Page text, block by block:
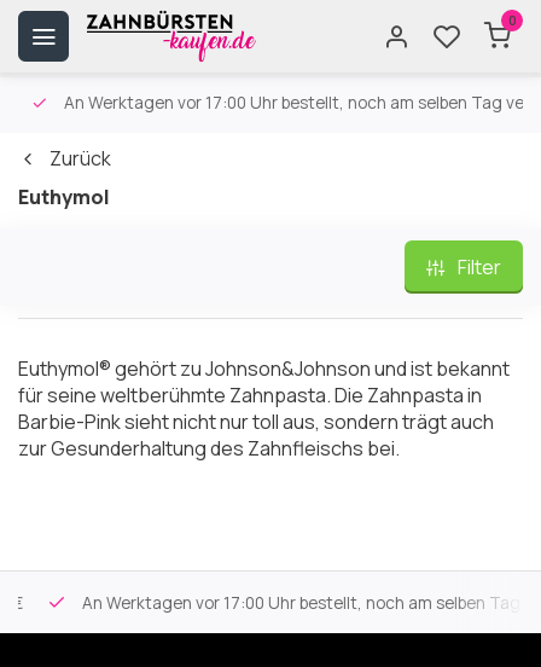
0
An Werktagen vor 17:00 Uhr bestellt, noch am selben Tag
Zurück
Euthymol
Filter
Euthymol® gehört zu Johnson&Johnson und ist bekannt
für seine weltberühmte Zahnpasta. Die Zahnpasta in
Barbie-Pink sieht nicht nur toll aus, sondern trägt auch
zur Gesunderhaltung des Zahnfleischs bei.
An Werktagen vor 17:00 Uhr bestellt, noch am selben Tag